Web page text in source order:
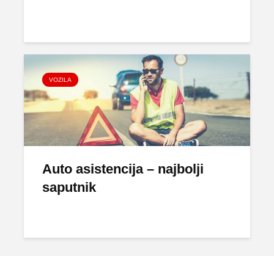
VOZILA
Auto asistencija – najbolji
saputnik